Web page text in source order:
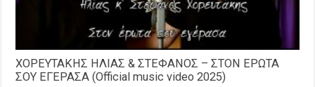
ΧΟΡΕΥΤΑΚΗΣ ΗΛΙΑΣ & ΣΤΕΦΑΝΟΣ – ΣΤΟΝ ΕΡΩΤΑ
ΣΟΥ ΕΓΕΡΑΣΑ (Official music video 2025)